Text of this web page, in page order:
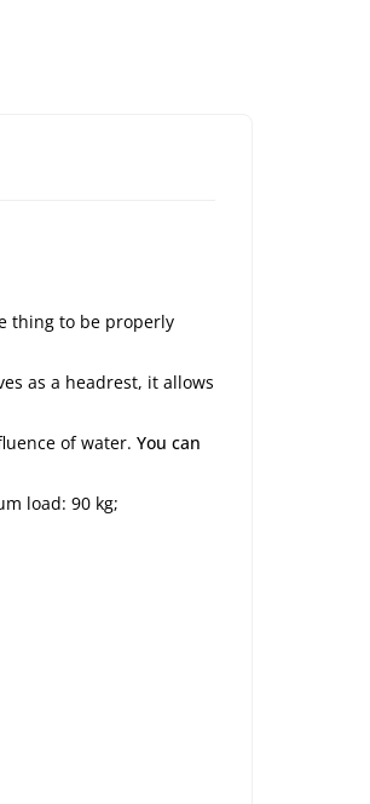
thing to be properly
as a headrest, it allows
of water. You can
load: 90 kg;